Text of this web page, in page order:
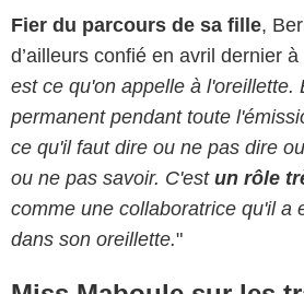
Fier du parcours de sa fille,
d’ailleurs confié en avril dernier à
est ce qu'on appelle à l'oreillette.
permanent pendant toute
ce qu'il faut dire ou ne pas dire
ou ne pas savoir. C'estun rôle
comme une collaboratrice qu'il a
dans son oreillette."